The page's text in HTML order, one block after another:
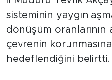
sisteminin
dönüşüm oranlarının
çevrenin korunmasına
hedeflendiğini belirtti.